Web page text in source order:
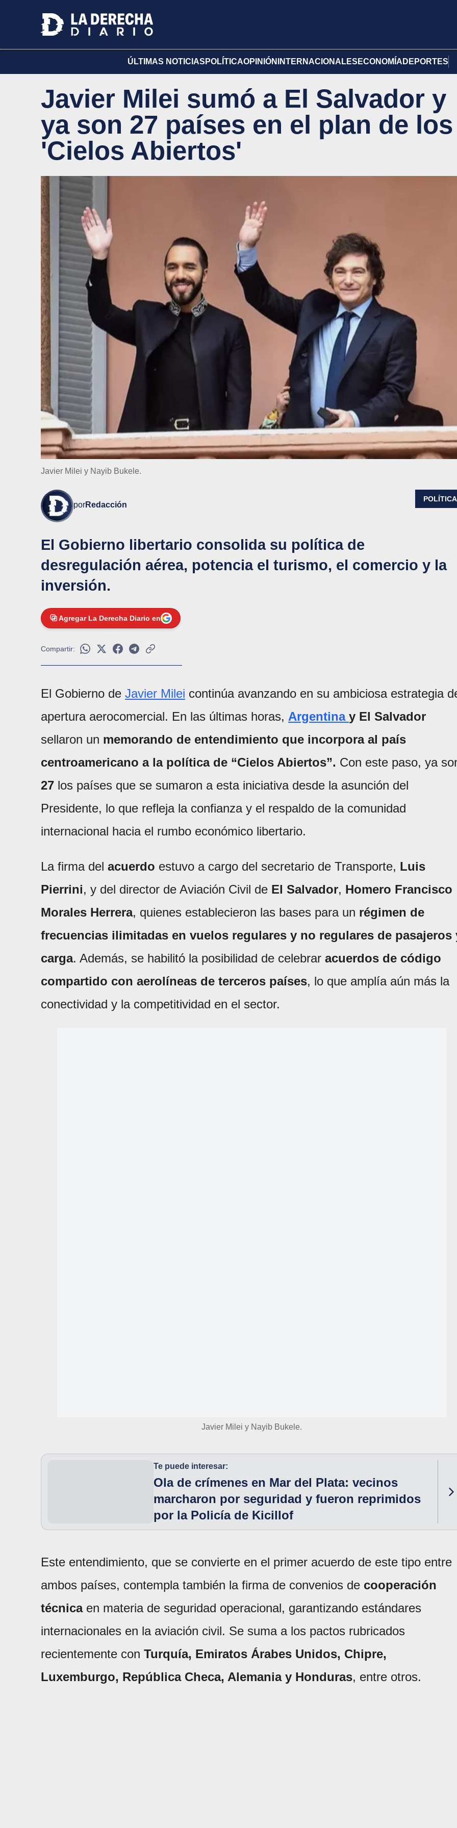
ÚLTIMAS NOTICIAS POLÍTICAOPINIÓN INTERNACIONALES ECONOMÍA DEPORTES
Javier Milei sumó a El Salvador y
ya son 27 países en el plan de los
'Cielos Abiertos'
Javier Milei y Nayib Bukele.
porRedacción
POLÍTICA
El Gobierno libertario consolida su política de
desregulación aérea, potencia el turismo, el comercio y la
inversión.
Agregar La Derecha Diario en
Compartir:
El Gobierno de Javier Milei continúa avanzando en su ambiciosa estrategia
apertura aerocomercial. En las últimas horas, Argentina y El Salvador
sellaron un memorando de entendimiento que incorpora al país
centroamericano a la política de “Cielos Abiertos”. Con este paso, ya
27 los países que se sumaron a esta iniciativa desde la asunción del
Presidente, lo que refleja la confianza y el respaldo de la comunidad
internacional hacia el rumbo económico libertario.
La firma del acuerdo estuvo a cargo del secretario de Transporte, Luis
Pierrini, y del director de Aviación Civil de El Salvador, Homero Francisco
Morales Herrera, quienes establecieron las bases para un régimen de
frecuencias ilimitadas en vuelos regulares y no regulares de pasajeros
carga. Además, se habilitó la posibilidad de celebrar acuerdos de código
compartido con aerolíneas de terceros países, lo que amplía aún más la
conectividad y la competitividad en el sector.
Javier Milei y Nayib Bukele.
Te puede interesar:
Ola de crímenes en Mar del Plata: vecinos
marcharon por seguridad y fueron reprimidos
por la Policía de Kicillof
Este entendimiento, que se convierte en el primer acuerdo de este tipo entre
ambos países, contempla también la firma de convenios de cooperación
técnicaen materia de seguridad operacional, garantizando estándares
internacionales en la aviación civil. Se suma a los pactos rubricados
recientemente con Turquía, Emiratos Árabes Unidos, Chipre,
Luxemburgo, República Checa, Alemania y Honduras, entre otros.